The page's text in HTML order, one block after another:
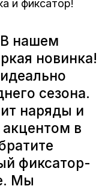
нашем
новинка!
сезона.
наряды и
в
фиксатор-
Мы